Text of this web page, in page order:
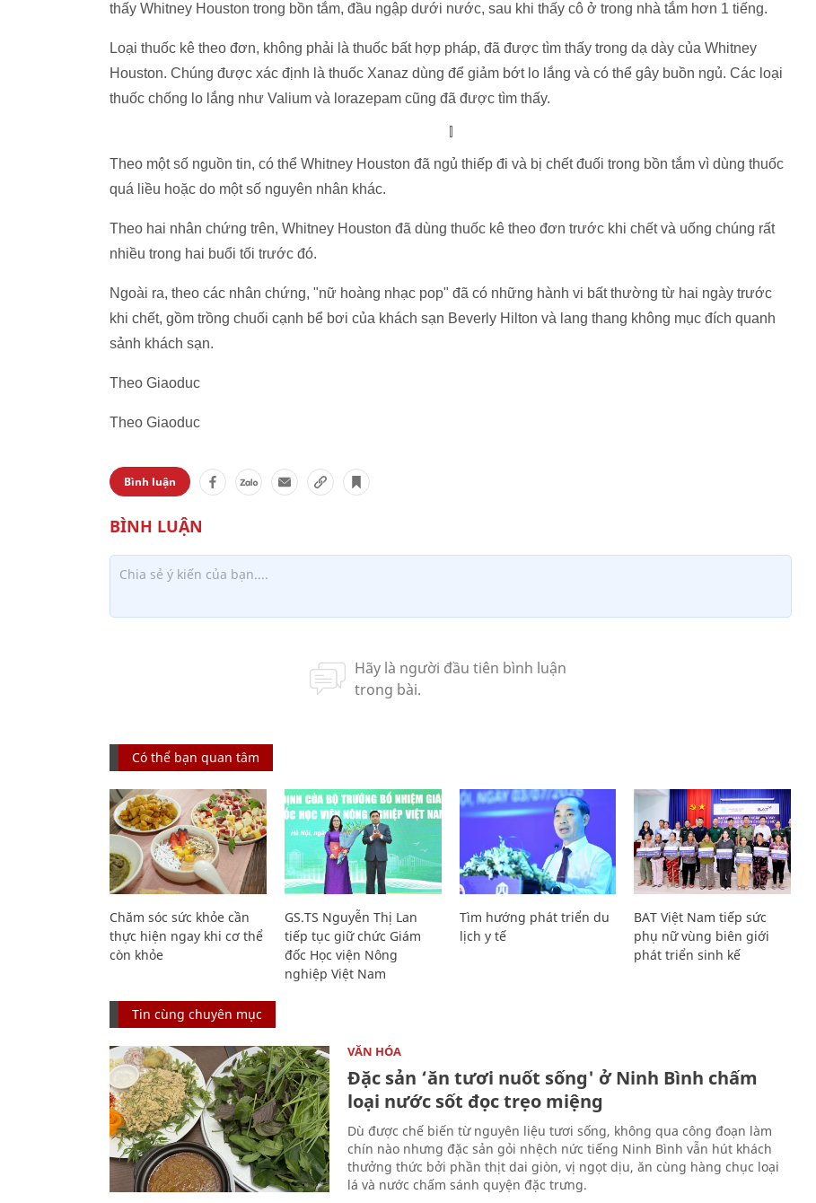
thấy Whitney Houston trong bồn tắm, đầu ngập dưới nước, sau khi thấy cô ở trong nhà tắm hơn 1 tiếng.
Loại thuốc kê theo đơn, không phải là thuốc bất hợp pháp, đã được tìm thấy trong dạ dày của Whitney
Houston. Chúng được xác định là thuốc Xanaz dùng để giảm bớt lo lắng và có thể gây buồn ngủ. Các loại
thuốc chống lo lắng như Valium và lorazepam cũng đã được tìm thấy.
Theo một số nguồn tin, có thể Whitney Houston đã ngủ thiếp đi và bị chết đuối trong bồn tắm vì dùng thuốc
quá liều hoặc do một số nguyên nhân khác.
Theo hai nhân chứng trên, Whitney Houston đã dùng thuốc kê theo đơn trước khi chết và uống chúng rất
nhiều trong hai buổi tối trước đó.
Ngoài ra, theo các nhân chứng, "nữ hoàng nhạc pop" đã có những hành vi bất thường từ hai ngày trước
khi chết, gồm trồng chuối cạnh bể bơi của khách sạn Beverly Hilton và lang thang không mục đích quanh
sảnh khách sạn.
Theo Giaoduc
Theo Giaoduc
Bình luận
Có thể bạn quan tâm
Chăm sóc sức khỏe cần
thực hiện ngay khi cơ thể
còn khỏe
GS.TS Nguyễn Thị Lan
tiếp tục giữ chức Giám
đốc Học viện Nông
nghiệp Việt Nam
Tìm hướng phát triển du
lịch y tế
BAT Việt Nam tiếp sức
phụ nữ vùng biên giới
phát triển sinh kế
Tin cùng chuyên mục
VĂN HÓA
Đặc sản ‘ăn tươi nuốt sống' ở Ninh Bình chấm
loại nước sốt đọc trẹo miệng
Dù được chế biến từ nguyên liệu tươi sống, không qua công đoạn làm
chín nào nhưng đặc sản gỏi nhệch nức tiếng Ninh Bình vẫn hút khách
thưởng thức bởi phần thịt dai giòn, vị ngọt dịu, ăn cùng hàng chục loại
lá và nước chấm sánh quyện đặc trưng.